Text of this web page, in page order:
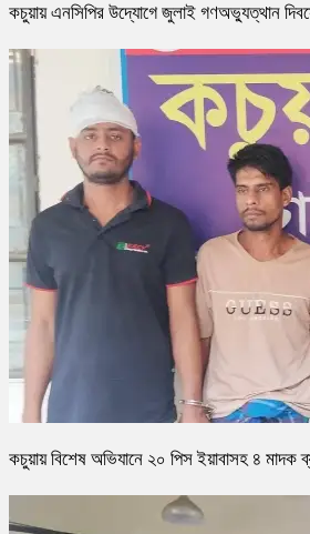
কচুয়ায় এনসিপির উদ্যোগে জুলাই গণঅভ্যুত্থান
কচুয়ায় বিশেষ অভিযানে ২০ পিস ইয়াবাসহ ৪ মাদক